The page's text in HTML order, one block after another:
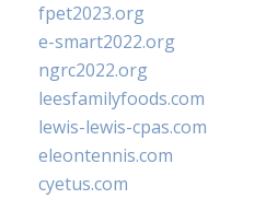
fpet2023.org
e-smart2022.org
ngrc2022.org
leesfamilyfoods.com
lewis-lewis-cpas.com
eleontennis.com
cyetus.com